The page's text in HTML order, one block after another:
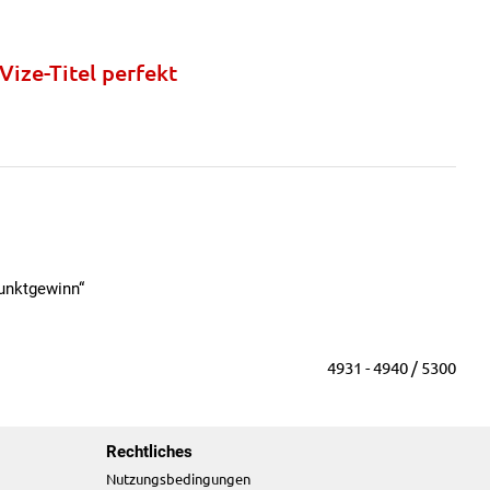
Titel perfekt
4931 - 4940 / 5300
Rechtliches
Nutzungsbedingungen